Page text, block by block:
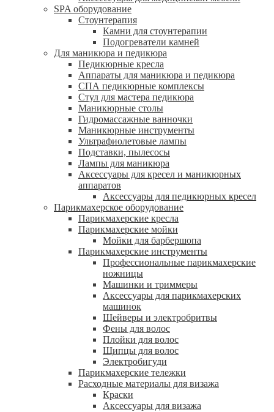
SPA оборудование
Стоунтерапия
Камни для стоунтерапии
Подогреватели камней
Для маникюра и педикюра
Педикюрные кресла
Аппараты для маникюра и педикюра
СПА педикюрные комплексы
Стул для мастера педикюра
Маникюрные столы
Гидромассажные ванночки
Маникюрные инструменты
Ультрафиолетовые лампы
Подставки, пылесосы
Лампы для маникюра
Аксессуары для кресел и маникюрных
аппаратов
Аксессуары для педикюрных кресел
Парикмахерское оборудование
Парикмахерские кресла
Парикмахерские мойки
Мойки для барбершопа
Парикмахерские инструменты
Профессиональные парикмахерские
ножницы
Машинки и триммеры
Аксессуары для парикмахерских
машинок
Шейверы и электробритвы
Фены для волос
Плойки для волос
Щипцы для волос
Электробигуди
Парикмахерские тележки
Расходные материалы для визажа
Краски
Аксессуары для визажа